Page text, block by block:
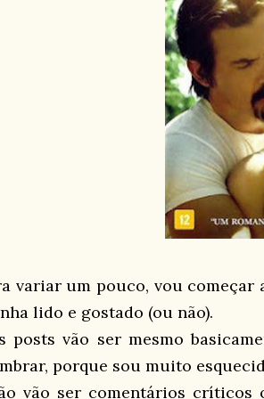
variar um pouco, vou
lido e gostado (ou não).
posts vão ser mesmo
porque sou muito
vão ser comentários críticos